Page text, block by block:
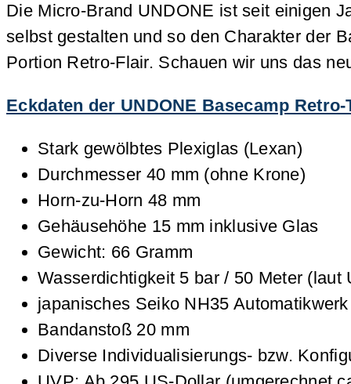
Die Micro-Brand UNDONE ist seit einigen
selbst gestalten und so den Charakter der
Portion Retro-Flair. Schauen wir uns das
Eckdaten der UNDONE Basecamp
Stark gewölbtes Plexiglas (Lexan)
Durchmesser 40 mm (ohne Krone)
Horn-zu-Horn 48 mm
Gehäusehöhe 15 mm inklusive Glas
Gewicht: 66 Gramm
Wasserdichtigkeit 5 bar / 50 Meter
japanisches Seiko NH35 Automatikwerk
Bandanstoß 20 mm
Diverse Individualisierungs- bzw.